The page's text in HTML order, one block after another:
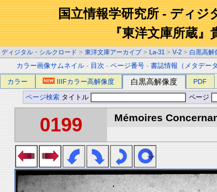
国立情報学研究所 - ディジ
『東洋文庫所蔵』
ディジタル・シルクロード > 東洋文庫アーカイブ > La-31 > V-2 > 白黒高解
カラー画像サムネイル - 目次 -ページ番号 -書誌情報（メタデー
カラー IIIFカラー高解像度 白黒高解像度 PDF
ページ検索 タイトル ページ
0199 Mémoires